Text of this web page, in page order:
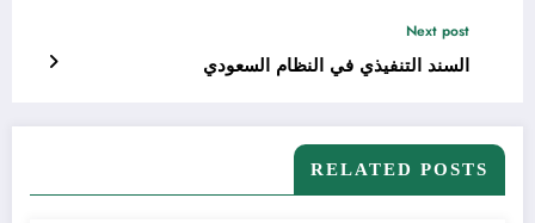
Next post
السند التنفيذي في النظام السعودي
RELATED POSTS